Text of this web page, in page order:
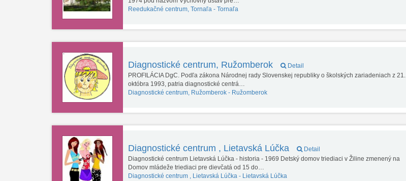
Reedukačné centrum, Tornaľa - Tornaľa
Diagnostické centrum, Ružomberok
Detail
PROFILÁCIA DgC. Podľa zákona Národnej rady Slovenskej republiky o školských zariadeniach z 21.
októbra 1993, patria diagnostické centrá…
Diagnostické centrum, Ružomberok - Ružomberok
Diagnostické centrum , Lietavská Lúčka
Detail
Diagnostické centrum Lietavská Lúčka - historia - 1969 Detský domov triediaci v Žiline zmenený na
Domov mládeže triediaci pre dievčatá od 15 do…
Diagnostické centrum , Lietavská Lúčka - Lietavská Lúčka